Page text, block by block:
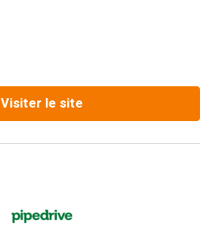
Visiter le site